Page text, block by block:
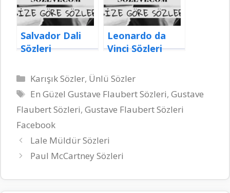
Salvador Dali
Sözleri
Leonardo da
Vinci Sözleri
Kategoriler
Karışık Sözler, Ünlü Sözler
Etiketler
En Güzel Gustave Flaubert Sözleri,Gustave
Flaubert Sözleri, Gustave Flaubert Sözleri
Facebook
Lale Müldür Sözleri
Paul McCartney Sözleri